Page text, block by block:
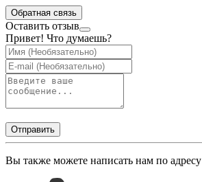
Обратная связь
Оставить отзыв
Привет! Что думаешь?
Отправить
Вы также можете написать нам по адресу